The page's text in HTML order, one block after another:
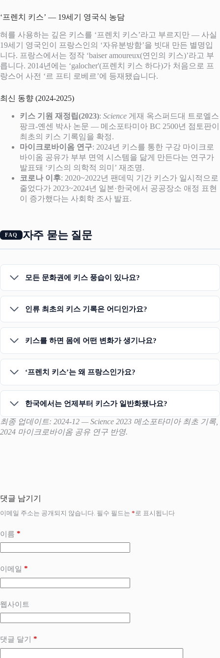
‘프렌치 키스’ — 19세기 영국식 농담
혀를 사용하는 깊은 키스를 ‘프렌치 키스’라고 부르지만 — 사실
19세기 영국인이 프랑스인의 ‘자유분방함’을 빗대 만든 별명입
니다. 프랑스에서는 정작 ‘baiser amoureux(연인의 키스)’라고 부
릅니다. 2014년에는 ‘galocher'(프렌치 키스 하다)가 처음으로 프
랑스어 사전 ‘르 프티 로베르’에 등재됐습니다.
최신 동향 (2024-2025)
키스 기원 재정립(2023): Science 게재 옥스퍼드대 트로엘스
팡크-옌센 박사 논문 — 메소포타미아 BC 2500년 점토판이
최초의 키스 기록임을 확정.
마이크로바이옴 연구: 2024년 키스를 통한 구강 마이크로
바이옴 공유가 부부 면역 시스템을 닮게 만든다는 연구가
발표돼 ‘키스의 의학적 의미’ 재조명.
코로나 이후: 2020~2022년 팬데믹 기간 키스가 일시적으로
줄었다가 2023~2024년 일본·한국에서 공공장소 애정 표현
이 증가했다는 사회학 조사 발표.
자주 묻는 질문
모든 문화권에 키스 풍습이 있나요?
인류 최초의 키스 기록은 어디인가요?
키스를 하면 몸에 어떤 변화가 생기나요?
‘프렌치 키스’는 왜 프랑스인가요?
한국에서는 언제부터 키스가 일반화됐나요?
최종 업데이트: 2024-12 — Science 2023 메소포타미아 최초 기록,
2024 마이크로바이옴 공유 연구 반영.
댓글 남기기
이메일 주소는 공개되지 않습니다. 필수 필드는 * 로 표시됩니다
이름 *
이메일 *
웹사이트
댓글 달기 *